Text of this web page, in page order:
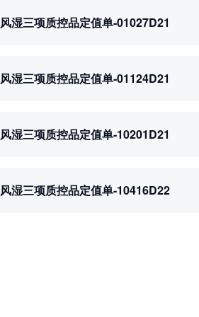
风湿三项质控品定值单-01027D21
风湿三项质控品定值单-01124D21
风湿三项质控品定值单-10201D21
风湿三项质控品定值单-10416D22